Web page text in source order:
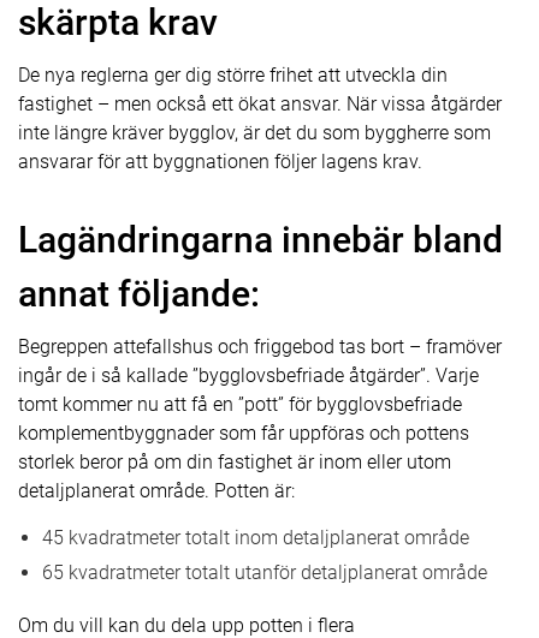
skärpta krav
De nya reglerna ger dig större frihet att utveckla din
fastighet – men också ett ökat ansvar. När vissa åtgärder
inte längre kräver bygglov, är det du som byggherre som
ansvarar för att byggnationen följer lagens krav.
Lagändringarna innebär bland
annat följande:
Begreppen attefallshus och friggebod tas bort – framöver
ingår de i så kallade ”bygglovsbefriade åtgärder”. Varje
tomt kommer nu att få en ”pott” för bygglovsbefriade
komplementbyggnader som får uppföras och pottens
storlek beror på om din fastighet är inom eller utom
detaljplanerat område. Potten är:
45 kvadratmeter totalt inom detaljplanerat område
65 kvadratmeter totalt utanför detaljplanerat område
Om du vill kan du dela upp potten i flera